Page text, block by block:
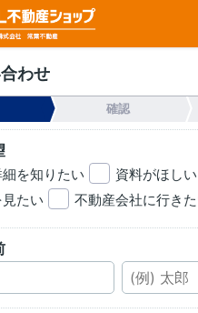
わせ
確認
を知りたい 資料がほしい
たい
不動産会社に行き